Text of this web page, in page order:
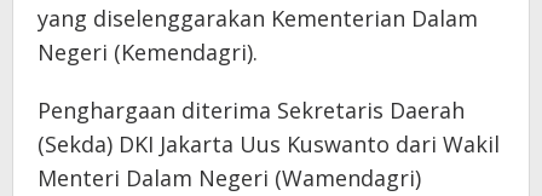
yang diselenggarakan Kementerian Dalam
Negeri (Kemendagri).
Penghargaan diterima Sekretaris Daerah
(Sekda) DKI Jakarta Uus Kuswanto dari Wakil
Menteri Dalam Negeri (Wamendagri)